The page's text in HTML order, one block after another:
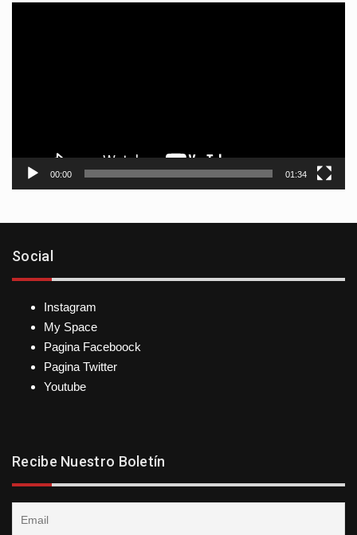
00:00 01:34
Social
Instagram
My Space
Pagina Faceboock
Pagina Twitter
Youtube
Recibe Nuestro Boletín